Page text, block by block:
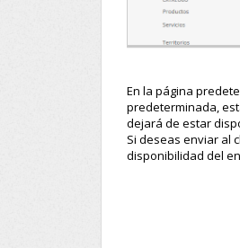
En la página
predeterminada,
dejará de estar
Si deseas enviar al
disponibilidad del